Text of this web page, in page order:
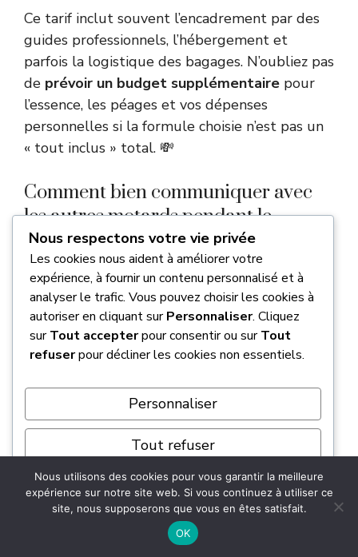
Ce tarif inclut souvent l’encadrement par des
guides professionnels, l’hébergement et
parfois la logistique des bagages. N’oubliez pas
de prévoir un budget supplémentaire pour
l’essence, les péages et vos dépenses
personnelles si la formule choisie n’est pas un
« tout inclus » total. 💸
Comment bien communiquer avec
les autres motards pendant le
roulage ?
La communication gestuelle est votre
meilleure alliée
pour rester en sécurité sans
avoir besoin d’intercom. Pour signaler un
danger au sol, comme des gravillons ou un nid-
Si vous devez ralentir le groupe, faites un
balayage horizontal avec votre main gauche.
Pour les besoins logistiques, pointer votre
réservoir avec le pouce indique une pause
essence, tandis qu’une mimique de manger ou
boire signale une petite faim.
Il est crucial que ces gestes soient brefs et
Nous respectons votre vie privée
Les cookies nous aident à améliorer votre
expérience, à fournir un contenu personnalisé et à
analyser le trafic. Vous pouvez choisir les cookies à
autoriser en cliquant surPersonnaliser. Cliquez
surTout accepterpour consentir ou surTout
refuserpour décliner les cookies non essentiels.
Personnaliser
Tout refuser
Tout accepter
Nous utilisons des cookies pour vous garantir la meilleure
expérience sur notre site web. Si vous continuez à utiliser ce
site, nous supposerons que vous en êtes satisfait.
OK